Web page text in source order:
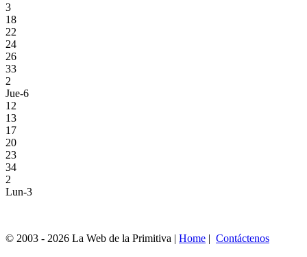
3
18
22
24
26
33
2
Jue-6
12
13
17
20
23
34
2
Lun-3
© 2003 - 2026 La Web de la Primitiva | Home | Contáctenos